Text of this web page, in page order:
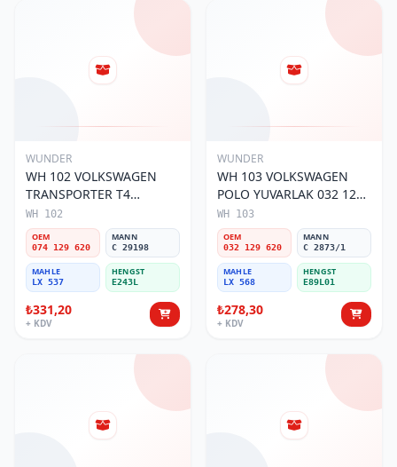
WUNDER
WH 102 VOLKSWAGEN
TRANSPORTER T4
(SÜNGERSiZ) 074 129 620
Hava Filtresi
WH 102
OEM
074 129 620
MANN
C 29198
MAHLE
LX 537
HENGST
E243L
₺331,20
+ KDV
WUNDER
WH 103 VOLKSWAGEN
POLO YUVARLAK 032 129
620 Hava Filtresi
WH 103
OEM
032 129 620
MANN
C 2873/1
MAHLE
LX 568
HENGST
E89L01
₺278,30
+ KDV